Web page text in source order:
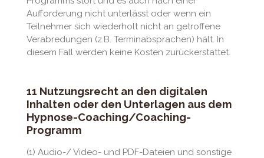
Aufforderung nicht unterlässt oder wenn ein
Teilnehmer sich wiederholt nicht an getroffene
Verabredungen (z.B. Terminabsprachen) hält. In
diesem Fall werden keine Kosten zurückerstattet.
11 Nutzungsrecht an den digitalen
Inhalten oder den Unterlagen aus dem
Hypnose-Coaching/Coaching-
Programm
(1) Audio-/ Video- und PDF-Dateien und sonstige